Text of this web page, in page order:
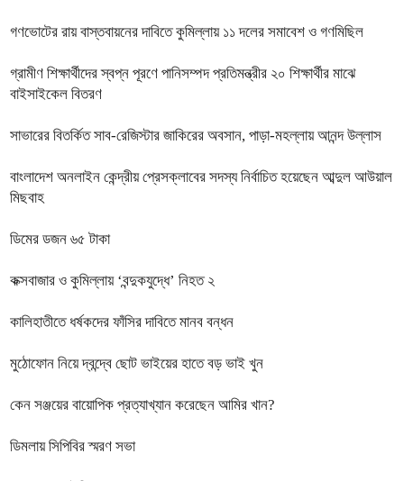
গণভোটের রায় বাস্তবায়নের দাবিতে কুমিল্লায় ১১ দলের সমাবেশ ও গণমিছিল
গ্রামীণ শিক্ষার্থীদের স্বপ্ন পূরণে পানিসম্পদ প্রতিমন্ত্রীর ২০ শিক্ষার্থীর মাঝে
বাইসাইকেল বিতরণ
সাভারের বিতর্কিত সাব-রেজিস্টার জাকিরের অবসান, পাড়া-মহল্লায় আনন্দ উল্লাস
বাংলাদেশ অনলাইন কেন্দ্রীয় প্রেসক্লাবের সদস্য নির্বাচিত হয়েছেন আব্দুল আউয়াল
মিছবাহ
ডিমের ডজন ৬৫ টাকা
কক্সবাজার ও কুমিল্লায় ‘বন্দুকযুদ্ধে’ নিহত ২
কালিহাতীতে ধর্ষকদের ফাঁসির দাবিতে মানব বন্ধন
মুঠোফোন নিয়ে দ্বন্দ্বে ছোট ভাইয়ের হাতে বড় ভাই খুন
কেন সঞ্জয়ের বায়োপিক প্রত্যাখ্যান করেছেন আমির খান?
ডিমলায় সিপিবির স্মরণ সভা